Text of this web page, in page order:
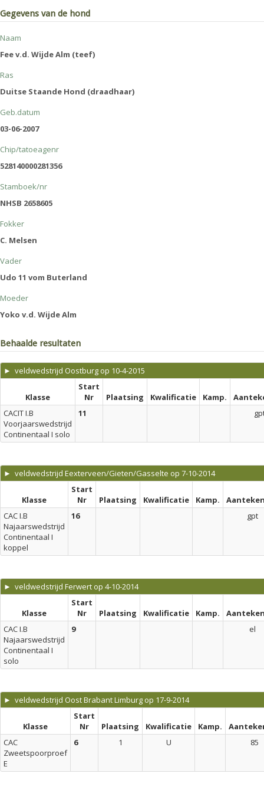
Gegevens van de hond
Naam
Fee v.d. Wijde Alm (teef)
Ras
Duitse Staande Hond (draadhaar)
Geb.datum
03-06-2007
Chip/tatoeagenr
528140000281356
Stamboek/nr
NHSB 2658605
Fokker
C. Melsen
Vader
Udo 11 vom Buterland
Moeder
Yoko v.d. Wijde Alm
Behaalde resultaten
► veldwedstrijd Oostburg op 10-4-2015
Klasse
Start
Nr
Plaatsing Kwalificatie Kamp.
CACIT I.B
Voorjaarswedstrijd
Continentaal I solo
11
► veldwedstrijd Eexterveen/Gieten/Gasselte op 7-10-2014
Klasse
Start
Nr
Plaatsing Kwalificatie Kamp.
CAC I.B
Najaarswedstrijd
Continentaal I
koppel
16 gpt
► veldwedstrijd Ferwert op 4-10-2014
Klasse
Start
Nr
Plaatsing Kwalificatie Kamp.
CAC I.B
Najaarswedstrijd
Continentaal I
solo
9 el
► veldwedstrijd Oost Brabant Limburg op 17-9-2014
Klasse
Start
Nr
Plaatsing Kwalificatie Kamp.
CAC
Zweetspoorproef
E
6 1 U 85